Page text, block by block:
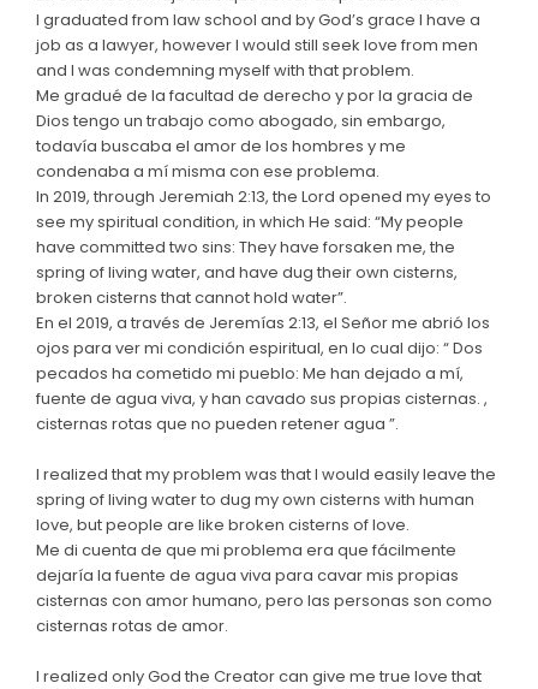
I graduated from law school and by God’s grace I have a
job as a lawyer, however I would still seek love from men
and I was condemning myself with that problem.
Me gradué de la facultad de derecho y por la gracia de
Dios tengo un trabajo como abogado, sin embargo,
todavía buscaba el amor de los hombres y me
condenaba a mí misma con ese problema.
In 2019, through Jeremiah 2:13, the Lord opened my eyes to
see my spiritual condition, in which He said: “My people
have committed two sins: They have forsaken me, the
spring of living water, and have dug their own cisterns,
broken cisterns that cannot hold water”.
En el 2019, a través de Jeremías 2:13, el Señor me abrió los
ojos para ver mi condición espiritual, en lo cual dijo: “ Dos
pecados ha cometido mi pueblo: Me han dejado a mí,
fuente de agua viva, y han cavado sus propias cisternas. ,
cisternas rotas que no pueden retener agua ”.
I realized that my problem was that I would easily leave the
spring of living water to dug my own cisterns with human
love, but people are like broken cisterns of love.
Me di cuenta de que mi problema era que fácilmente
dejaría la fuente de agua viva para cavar mis propias
cisternas con amor humano, pero las personas son como
cisternas rotas de amor.
I realized only God the Creator can give me true love that